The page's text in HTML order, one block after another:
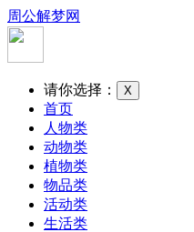
周公解梦网
请你选择： X
首页
人物类
动物类
植物类
物品类
活动类
生活类